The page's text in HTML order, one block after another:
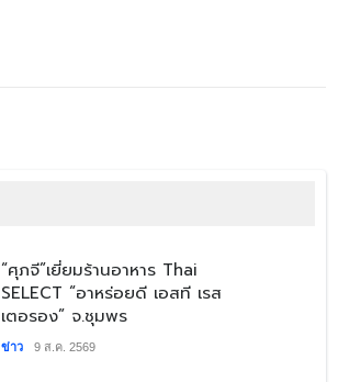
​“ศุภจี”เยี่ยมร้านอาหาร Thai
SELECT “อาหร่อยดี เอสที เรส
เตอรอง” จ.ชุมพร
ข่าว 9 ส.ค. 2569